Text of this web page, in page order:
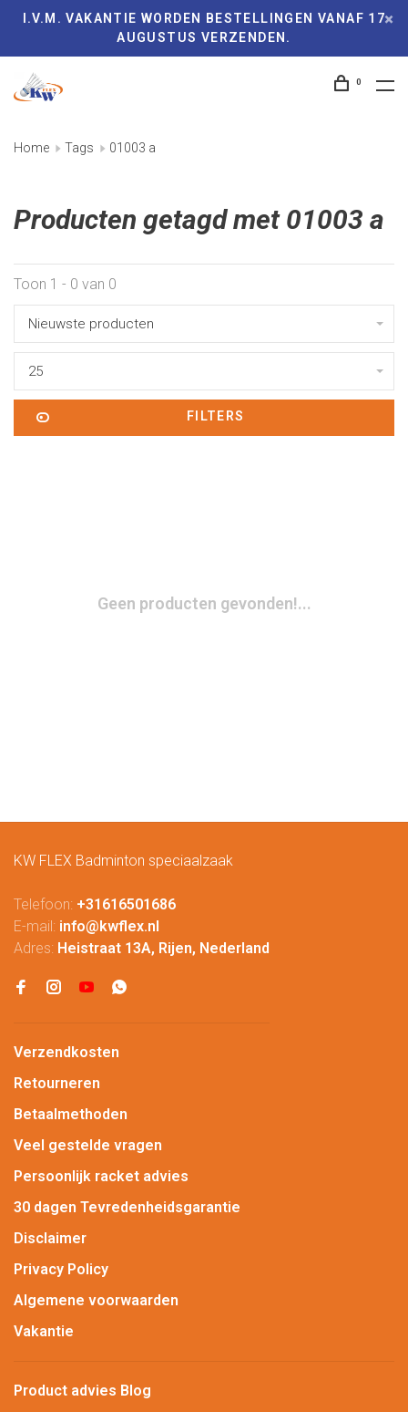
I.V.M. VAKANTIE WORDEN BESTELLINGEN VANAF 17
AUGUSTUS VERZENDEN.
0
Home Tags 01003 a
Producten getagd met 01003 a
Toon 1 - 0 van 0
Nieuwste producten
25
FILTERS
Geen producten gevonden!...
KW FLEX Badminton speciaalzaak
Telefoon: +31616501686
E-mail: info@kwflex.nl
Adres: Heistraat 13A, Rijen, Nederland
Verzendkosten
Retourneren
Betaalmethoden
Veel gestelde vragen
Persoonlijk racket advies
30 dagen Tevredenheidsgarantie
Disclaimer
Privacy Policy
Algemene voorwaarden
Vakantie
Product advies Blog